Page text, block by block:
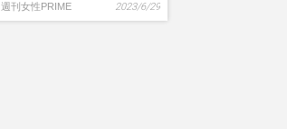
週刊女性PRIME 2023/6/29